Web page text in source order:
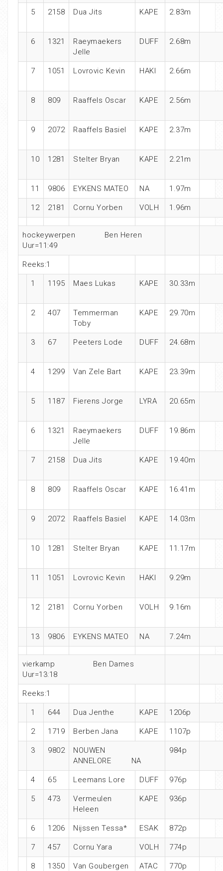
5 2158 Dua Jits KAPE 2.83m
6 1321
Raeymaekers
Jelle
DUFF 2.68m
7 1051 Lovrovic Kevin HAKI 2.66m
8 809 Raaffels Oscar KAPE 2.56m
9 2072 Raaffels Basiel KAPE 2.37m
10 1281 Stelter Bryan KAPE 2.21m
11 9806 EYKENS MATEO NA 1.97m
12 2181 Cornu Yorben VOLH 1.96m
hockeywerpen Ben Heren
Uur=11:49
Reeks:1
1 1195 Maes Lukas KAPE 30.33m
2 407
Temmerman
Toby
KAPE 29.70m
3 67 Peeters Lode DUFF 24.68m
4 1299 Van Zele Bart KAPE 23.39m
5 1187 Fierens Jorge LYRA 20.65m
6 1321
Raeymaekers
Jelle
DUFF 19.86m
7 2158 Dua Jits KAPE 19.40m
8 809 Raaffels Oscar KAPE 16.41m
9 2072 Raaffels Basiel KAPE 14.03m
10 1281 Stelter Bryan KAPE 11.17m
11 1051 Lovrovic Kevin HAKI 9.29m
12 2181 Cornu Yorben VOLH 9.16m
13 9806 EYKENS MATEO NA 7.24m
vierkamp Ben Dames
Uur=13:18
Reeks:1
1 644 Dua Jenthe KAPE 1206p
2 1719 Berben Jana KAPE 1107p
3 9802
NOUWEN
ANNELORE NA
984p
4 65 Leemans Lore DUFF 976p
5 473
Vermeulen
Heleen
KAPE 936p
6 1206 Nijssen Tessa* ESAK 872p
7 457 Cornu Yara VOLH 774p
8 1350
Van Goubergen
ATAC 770p